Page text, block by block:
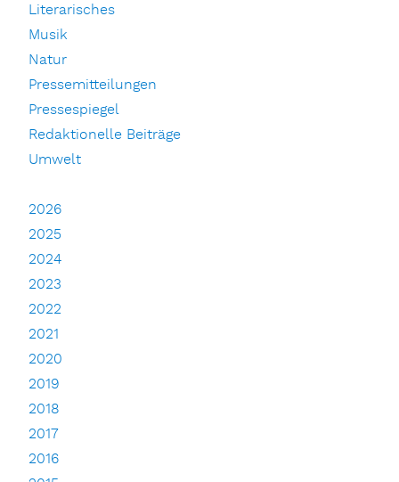
Literarisches
Musik
Natur
Pressemitteilungen
Pressespiegel
Redaktionelle Beiträge
Umwelt
2026
2025
2024
2023
2022
2021
2020
2019
2018
2017
2016